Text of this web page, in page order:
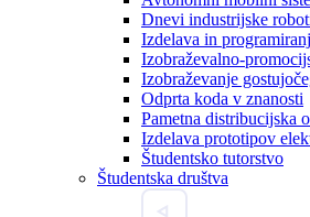
Dnevi industrijske
Izdelava in
Izobraževalno-
Izobraževanje
Odprta koda v znanosti
Pametna distribucijska
Izdelava prototipov
Študentsko tutorstvo
Študentska društva